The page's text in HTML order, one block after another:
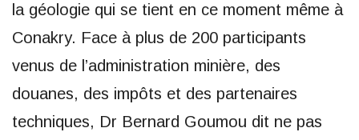
la géologie qui se tient en ce moment même à
Conakry. Face à plus de 200 participants
venus de l’administration minière, des
douanes, des impôts et des partenaires
techniques, Dr Bernard Goumou dit ne pas